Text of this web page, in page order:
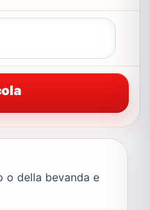
o della bevanda e